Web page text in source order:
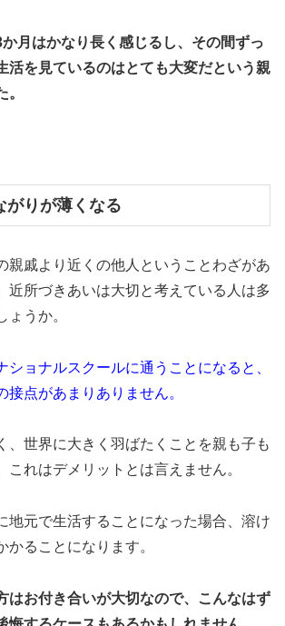
か月はかなり長く感じるし、その間ずっ
活を見ているのはとても大変だという親
がりが薄くなる
親戚より近くの他人ということわざがあ
近所づきあいは大切と考えている人は多
ょうか。
ショナルスクールに通うことになると、
接点があまりありません。
、世界に大きく羽ばたくことを親も子も
これはデメリットとは言えません。
地元で生活することになった場合、溶け
かることになります。
はお付き合いが大切なので、こんなはず